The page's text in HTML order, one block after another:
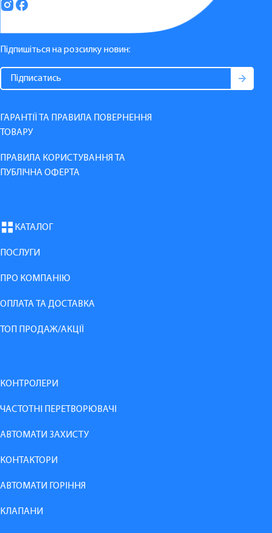
Підпишіться на розсилку новин:
ГАРАНТІЇ ТА ПРАВИЛА ПОВЕРНЕННЯ
ТОВАРУ
ПРАВИЛА КОРИСТУВАННЯ ТА
ПУБЛІЧНА ОФЕРТА
КАТАЛОГ
ПОСЛУГИ
ПРО КОМПАНІЮ
ОПЛАТА ТА ДОСТАВКА
ТОП ПРОДАЖ/АКЦІЇ
КОНТРОЛЕРИ
ЧАСТОТНІ ПЕРЕТВОРЮВАЧІ
АВТОМАТИ ЗАХИСТУ
КОНТАКТОРИ
АВТОМАТИ ГОРІННЯ
КЛАПАНИ